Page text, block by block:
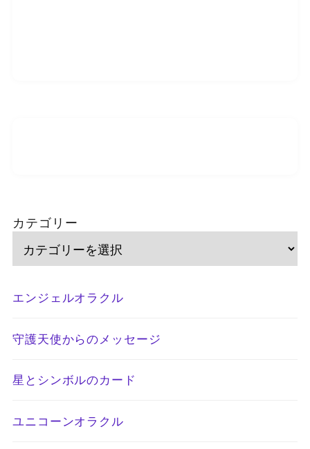
カテゴリー
エンジェルオラクル
守護天使からのメッセージ
星とシンボルのカード
ユニコーンオラクル